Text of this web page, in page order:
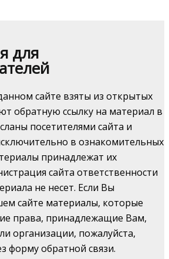
для
сайте взяты из открытых
обратную ссылку на материал в
посетителями сайта и
в ознакомительных
принадлежат их
сайта ответственности
не несет. Если Вы
сайте материалы, которые
права, принадлежащие Вам,
организации, пожалуйста,
форму обратной связи.